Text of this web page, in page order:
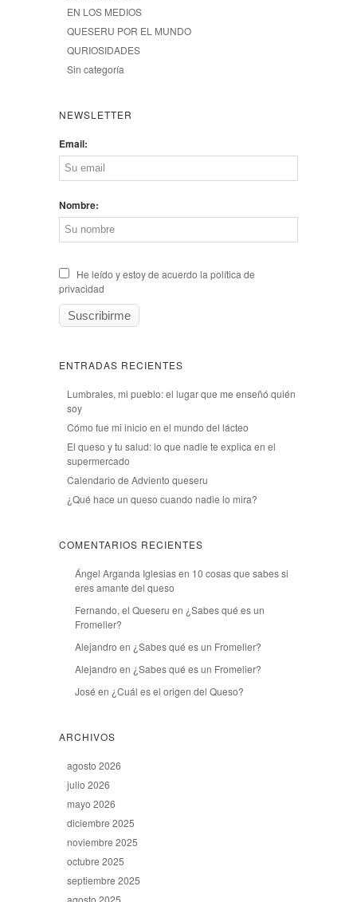
EN LOS MEDIOS
QUESERU POR EL MUNDO
QURIOSIDADES
Sin categoría
NEWSLETTER
Email:
Nombre:
He leído y estoy de acuerdo la política de
privacidad
ENTRADAS RECIENTES
Lumbrales, mi pueblo: el lugar que me enseñó quién
soy
Cómo fue mi inicio en el mundo del lácteo
El queso y tu salud: lo que nadie te explica en el
supermercado
Calendario de Adviento queseru
¿Qué hace un queso cuando nadie lo mira?
COMENTARIOS RECIENTES
Ángel Arganda Iglesiasen 10 cosas que sabes si
eres amante del queso
Fernando, el Queseru en ¿Sabes qué es un
Fromelier?
Alejandro en ¿Sabes qué es un Fromelier?
Alejandro en ¿Sabes qué es un Fromelier?
José en ¿Cuál es el origen del Queso?
ARCHIVOS
agosto 2026
julio 2026
mayo 2026
diciembre 2025
noviembre 2025
octubre 2025
septiembre 2025
agosto 2025